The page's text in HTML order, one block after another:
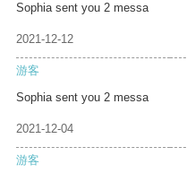
Sophia sent you 2 messa
2021-12-12
游客
Sophia sent you 2 messa
2021-12-04
游客